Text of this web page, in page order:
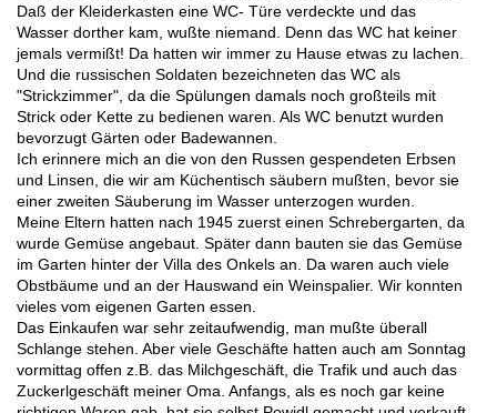
Daß der Kleiderkasten eine WC- Türe verdeckte und das
Wasser dorther kam, wußte niemand. Denn das WC hat keiner
jemals vermißt! Da hatten wir immer zu Hause etwas zu lachen.
Und die russischen Soldaten bezeichneten das WC als
"Strickzimmer", da die Spülungen damals noch großteils mit
Strick oder Kette zu bedienen waren. Als WC benutzt wurden
bevorzugt Gärten oder Badewannen.
Ich erinnere mich an die von den Russen gespendeten Erbsen
und Linsen, die wir am Küchentisch säubern mußten, bevor sie
einer zweiten Säuberung im Wasser unterzogen wurden.
Meine Eltern hatten nach 1945 zuerst einen Schrebergarten, da
wurde Gemüse angebaut. Später dann bauten sie das Gemüse
im Garten hinter der Villa des Onkels an. Da waren auch viele
Obstbäume und an der Hauswand ein Weinspalier. Wir konnten
vieles vom eigenen Garten essen.
Das Einkaufen war sehr zeitaufwendig, man mußte überall
Schlange stehen. Aber viele Geschäfte hatten auch am Sonntag
vormittag offen z.B. das Milchgeschäft, die Trafik und auch das
Zuckerlgeschäft meiner Oma. Anfangs, als es noch gar keine